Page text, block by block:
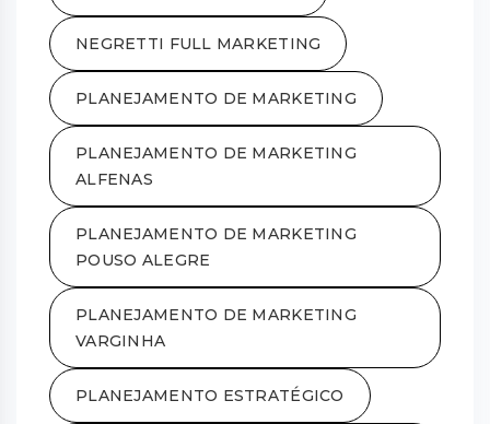
NEGRETTI FULL MARKETING
PLANEJAMENTO DE MARKETING
PLANEJAMENTO DE MARKETING
ALFENAS
PLANEJAMENTO DE MARKETING
POUSO ALEGRE
PLANEJAMENTO DE MARKETING
VARGINHA
PLANEJAMENTO ESTRATÉGICO